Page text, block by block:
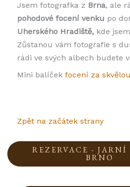
Jsem fotografka z Brna, ale
pohodové focení venku po
Uherského Hradiště,kde
Zůstanou vám fotografie s
rádi ve svých albech budete
Mini balíček focení za
Zpět na začátek strany
REZERVACE - JARNÍ
BRNO